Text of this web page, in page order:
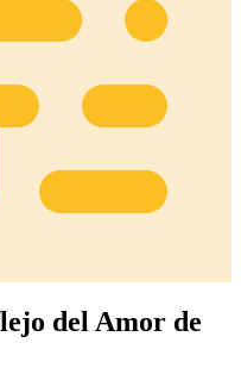
del Amor de